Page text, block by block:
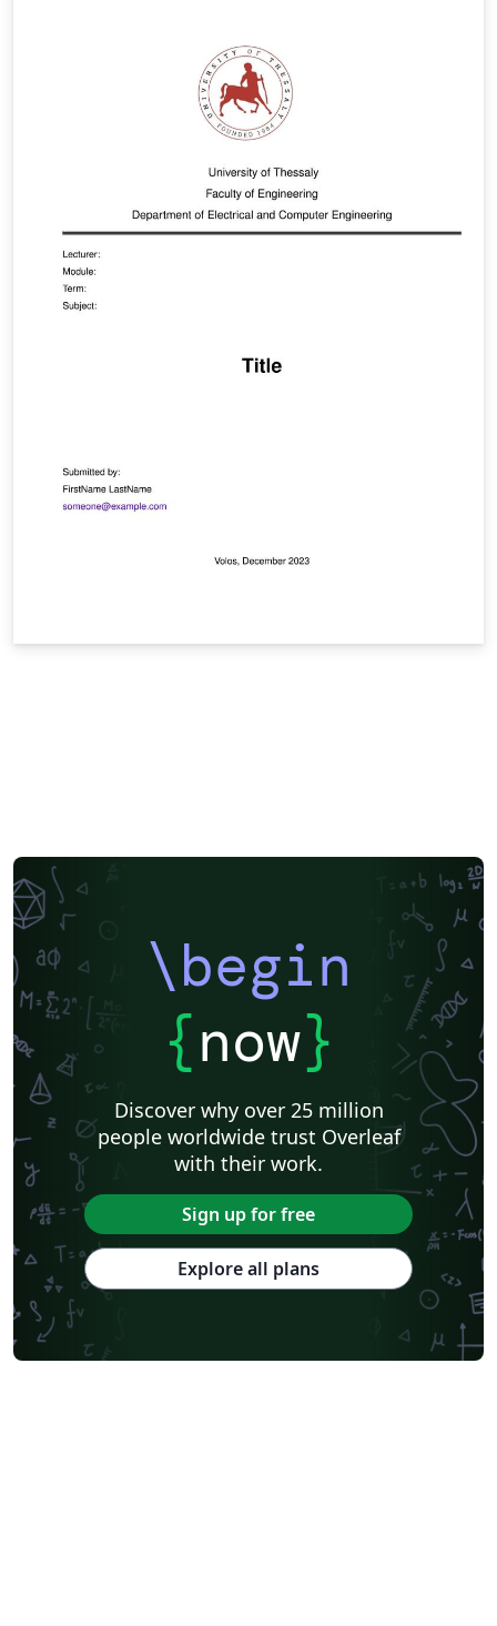
\begin
{now}
Discover why over 25 million
people worldwide trust Overleaf
with their work.
Sign up for free
Explore all plans